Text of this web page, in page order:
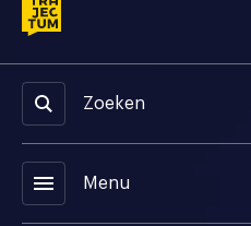
Zoeken
menu Menu